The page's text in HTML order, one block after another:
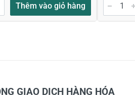
Thêm vào giỏ hàng
GIAO DỊCH HÀNG HÓA